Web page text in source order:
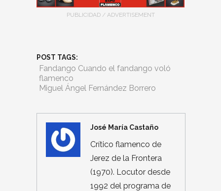
PUBLICIDAD / ADVERTISEMENT
POST TAGS:
Fandango Cuando el fandango voló
flamenco
Miguel Ángel Fernández Borrero
José María Castaño
Crítico flamenco de
Jerez de la Frontera
(1970). Locutor desde
1992 del programa de